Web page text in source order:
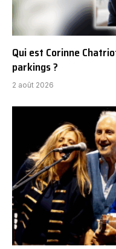
Qui est Corinne
parkings ?
2 août 2026